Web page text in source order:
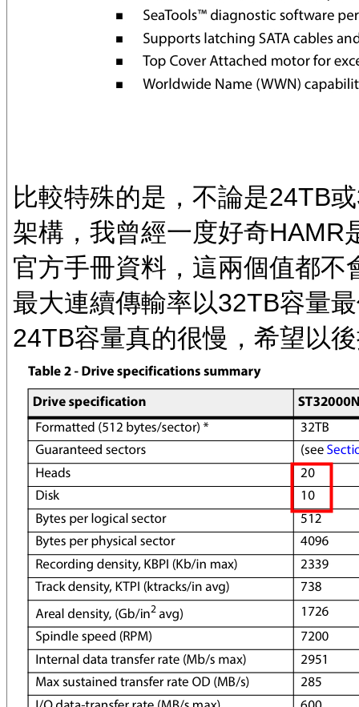
比較特殊的是，不論是24TB
架構，我曾經一度好奇HAMR
官方手冊資料，這兩個值都
最大連續傳輸率以32TB容量
24TB容量真的很慢，希望以